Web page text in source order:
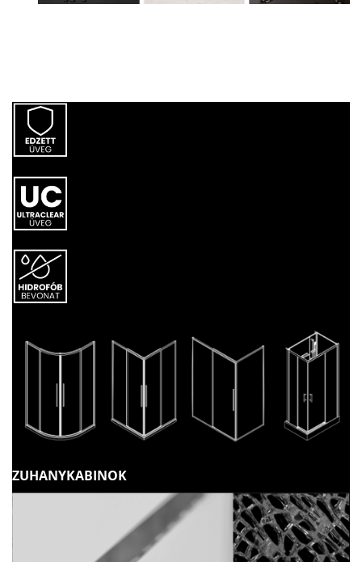
ZUHANYKABINOK